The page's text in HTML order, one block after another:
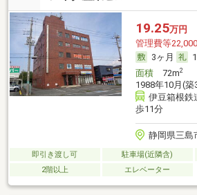
19.25万円
管理費等
3ヶ月
面積72m2
1988年10月(
伊豆箱根鉄
歩11分
静岡県三島
即引き渡し可 駐車場(近隣含)
2階以上
エレベーター